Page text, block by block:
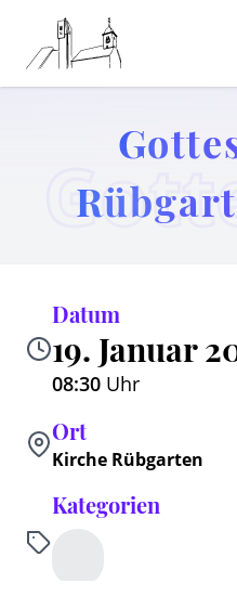
Datum
19. Januar
08:30 Uhr
Ort
Kirche Rübgarten
Kategorien